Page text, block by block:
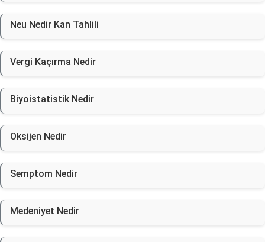
Neu Nedir Kan Tahlili
Vergi Kaçırma Nedir
Biyoistatistik Nedir
Oksijen Nedir
Semptom Nedir
Medeniyet Nedir